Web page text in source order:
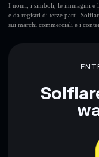
I nomi, i simboli, le immagini e
e da registri di terze parti.
sui marchi commerciali e i